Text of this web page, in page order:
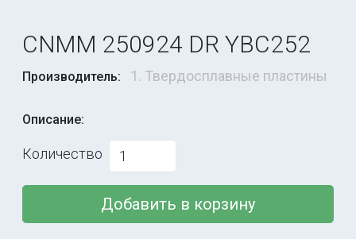
CNMM 250924 DR YBC252
Производитель: 1. Твердосплавные пластины
Описание:
Количество
Добавить в корзину